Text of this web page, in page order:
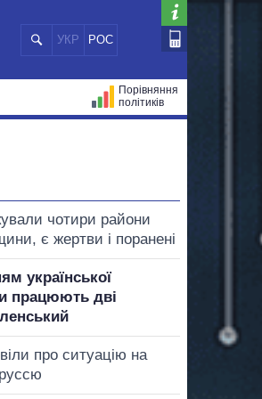
УКР РОС
Порівняння
політиків
чотири райони
є жертви і поранені
української
працюють дві
про ситуацію на